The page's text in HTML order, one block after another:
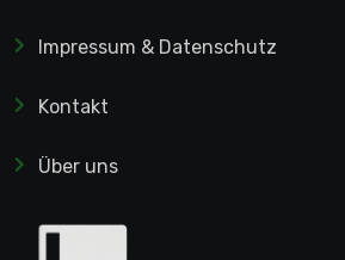
Impressum & Datenschutz
Kontakt
Über uns